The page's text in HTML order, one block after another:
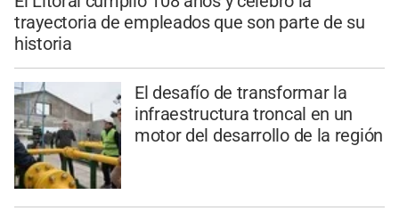
trayectoria de empleados que son parte de su
historia
El desafío de transformar la
infraestructura troncal en un
motor del desarrollo de la región